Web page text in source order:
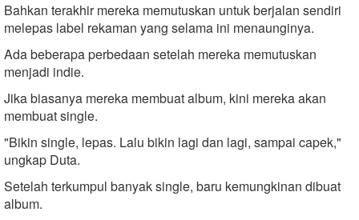
Bahkan terakhir mereka memutuskan untuk berjalan sendiri
melepas label rekaman yang selama ini menaunginya.
Ada beberapa perbedaan setelah mereka memutuskan
menjadi indie.
Jika biasanya mereka membuat album, kini mereka akan
membuat single.
"Bikin single, lepas. Lalu bikin lagi dan lagi, sampai capek,"
ungkap Duta.
Setelah terkumpul banyak single, baru kemungkinan dibuat
album.